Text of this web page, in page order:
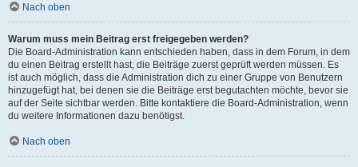
Nach oben
Warum muss mein Beitrag erst freigegeben werden?
Die Board-Administration kann entschieden haben, dass in dem Forum, in dem
du einen Beitrag erstellt hast, die Beiträge zuerst geprüft werden müssen. Es
ist auch möglich, dass die Administration dich zu einer Gruppe von Benutzern
hinzugefügt hat, bei denen sie die Beiträge erst begutachten möchte, bevor sie
auf der Seite sichtbar werden. Bitte kontaktiere die Board-Administration, wenn
du weitere Informationen dazu benötigst.
Nach oben